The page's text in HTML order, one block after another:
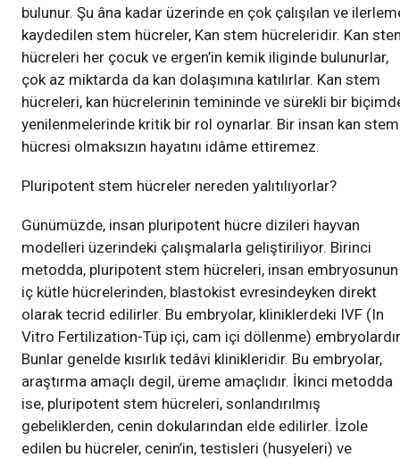
bulunur. Şu âna kadar üzerinde en çok çalışılan ve
kaydedilen stem hücreler, Kan stem hücreleridir. Kan
hücreleri her çocuk ve ergen’in kemik iliginde bulunurlar,
çok az miktarda da kan dolaşımına katılırlar. Kan stem
hücreleri, kan hücrelerinin temininde ve sürekli bir
yenilenmelerinde kritik bir rol oynarlar. Bir insan kan stem
hücresi olmaksızın hayatını idâme ettiremez.
Pluripotent stem hücreler nereden yalıtılıyorlar?
Günümüzde, insan pluripotent hücre dizileri hayvan
modelleri üzerindeki çalışmalarla geliştiriliyor. Birinci
metodda, pluripotent stem hücreleri, insan embryosunun
iç kütle hücrelerinden, blastokist evresindeyken direkt
olarak tecrid edilirler. Bu embryolar, kliniklerdeki IVF (In
Vitro Fertilization-Tüp içi, cam içi döllenme)
Bunlar genelde kısırlık tedâvi klinikleridir. Bu embryolar,
araştırma amaçlı degil, üreme amaçlıdır. İkinci metodda
ise, pluripotent stem hücreleri, sonlandırılmış
gebeliklerden, cenin dokularından elde edilirler. İzole
edilen bu hücreler, cenin’in, testisleri (husyeleri) ve